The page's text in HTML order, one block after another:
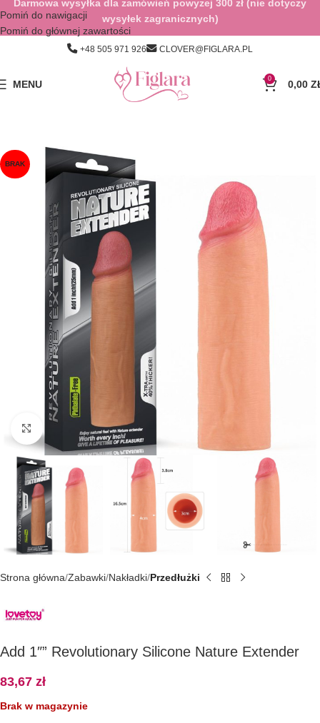
Pomiń do nawigacji
Pomiń do głównej zawartości
+48 505 971 926 CLOVER@FIGLARA.PL
MENU 0 0,00
BRAK
Kliknij, aby powiększyć
Strona główna Zabawki Nakładki Przedłużki
Add 1″” Revolutionary Silicone Nature Extender
83,67 zł
Brak w magazynie
Darmowa wysyłka dla zamówień powyżej 300 zł (nie dotyczy
wysyłek zagranicznych)